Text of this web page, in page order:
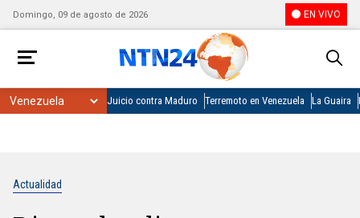
Domingo, 09 de agosto de 2026 EN VIVO
Juicio contra Maduro Terremoto en Venezuela La Guaira
Actualidad